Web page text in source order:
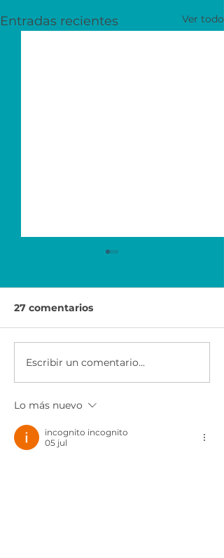
Entradas recientes Ver todo
Economía para el
Éxito | Scotiabank
27 comentarios
Escribir un comentario...
Lo más nuevo
incognito incognito
05 jul